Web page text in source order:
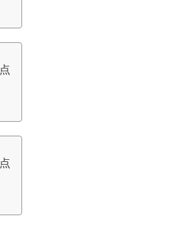
点
点